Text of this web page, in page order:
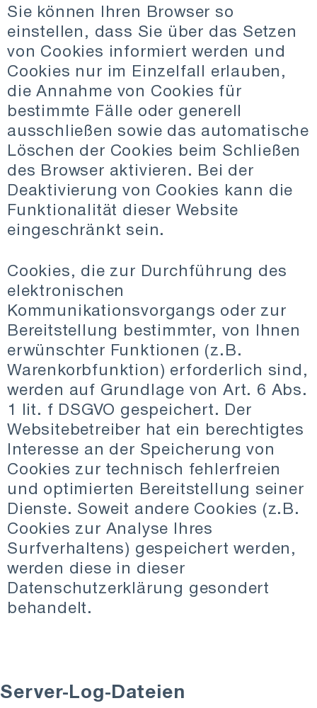
Sie können Ihren Browser so
einstellen, dass Sie über das Setzen
von Cookies informiert werden und
Cookies nur im Einzelfall erlauben,
die Annahme von Cookies für
bestimmte Fälle oder generell
ausschließen sowie das automatische
Löschen der Cookies beim Schließen
des Browser aktivieren. Bei der
Deaktivierung von Cookies kann die
Funktionalität dieser Website
eingeschränkt sein.
Cookies, die zur Durchführung des
elektronischen
Kommunikationsvorgangs oder zur
Bereitstellung bestimmter, von Ihnen
erwünschter Funktionen (z.B.
Warenkorbfunktion) erforderlich sind,
werden auf Grundlage von Art. 6 Abs.
1 lit. f DSGVO gespeichert. Der
Websitebetreiber hat ein berechtigtes
Interesse an der Speicherung von
Cookies zur technisch fehlerfreien
und optimierten Bereitstellung seiner
Dienste. Soweit andere Cookies (z.B.
Cookies zur Analyse Ihres
Surfverhaltens) gespeichert werden,
werden diese in dieser
Datenschutzerklärung gesondert
behandelt.
Server-Log-Dateien